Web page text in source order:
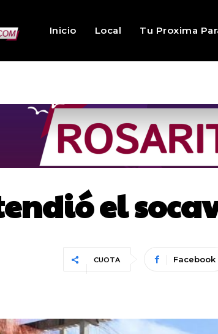
Inicio Local Tu Proxima
el
CUOTA Facebook